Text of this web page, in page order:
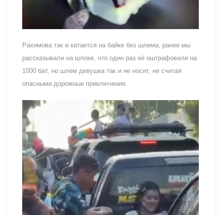
Рахимова так и катается на байке без шлема, ранее мы
рассказывали на шлоке, что один раз её оштрафовали на
1000 бат, но шлем девушка так и не носит, не считая
опасными дорожные приключения.